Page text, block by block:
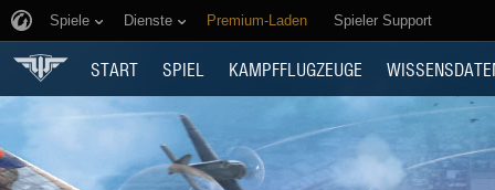
Spiele Dienste Premium-Laden Spieler Support
START SPIEL KAMPFFLUGZEUGE